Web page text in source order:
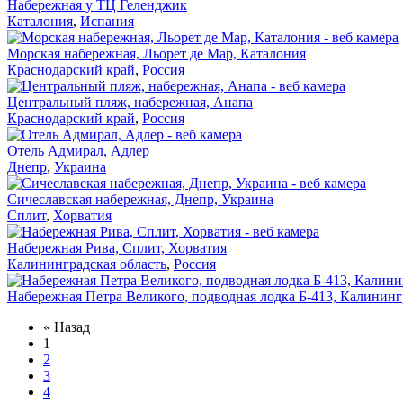
Набережная у ТЦ Геленджик
Каталония, Испания
Морская набережная, Льорет де Мар, Каталония
Краснодарский край, Россия
Центральный пляж, набережная, Анапа
Краснодарский край, Россия
Отель Адмирал, Адлер
Днепр, Украина
Сичеславская набережная, Днепр, Украина
Сплит, Хорватия
Набережная Рива, Сплит, Хорватия
Калининградская область, Россия
Набережная Петра Великого, подводная лодка Б-413,
« Назад
1
2
3
4